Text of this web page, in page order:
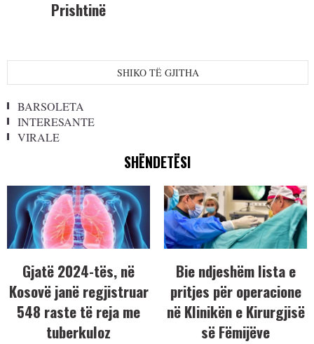
Prishtinë
SHIKO TË GJITHA
BARSOLETA
INTERESANTE
VIRALE
SHËNDETËSI
Gjatë 2024-tës, në
Kosovë janë regjistruar
548 raste të reja me
tuberkuloz
Bie ndjeshëm lista e
pritjes për operacione
në Klinikën e Kirurgjisë
së Fëmijëve